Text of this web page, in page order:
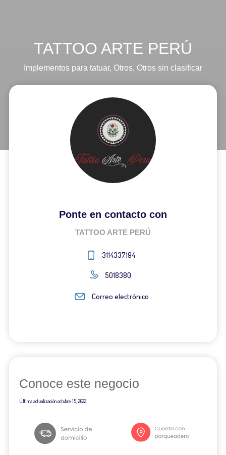
TATTOO ARTE PERÚ
Implementos para tatuar, Otros, Otros sin clasificar
Ponte en contacto con
TATTOO ARTE PERÚ
3114337194
5018380
Correo electrónico
Conoce este negocio
Última actualizaciónoctubre 15, 2022